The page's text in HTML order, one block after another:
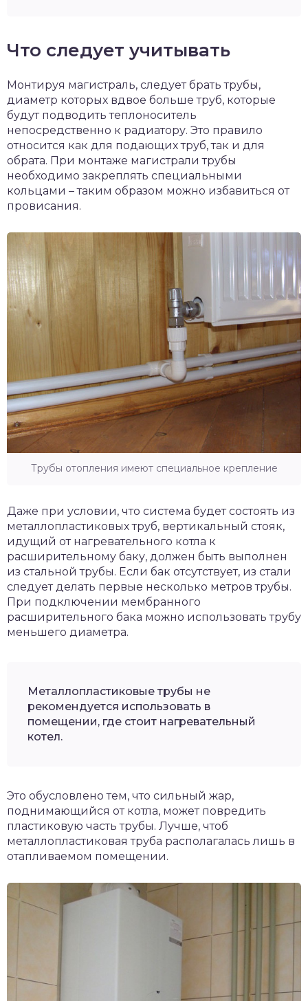
Что следует учитывать
Монтируя магистраль, следует брать трубы,
диаметр которых вдвое больше труб, которые
будут подводить теплоноситель
непосредственно к радиатору. Это правило
относится как для подающих труб, так и для
обрата. При монтаже магистрали трубы
необходимо закреплять специальными
кольцами – таким образом можно избавиться от
провисания.
Трубы отопления имеют специальное крепление
Даже при условии, что система будет состоять из
металлопластиковых труб, вертикальный стояк,
идущий от нагревательного котла к
расширительному баку, должен быть выполнен
из стальной трубы. Если бак отсутствует, из стали
следует делать первые несколько метров трубы.
При подключении мембранного
расширительного бака можно использовать трубу
меньшего диаметра.
Металлопластиковые трубы не
рекомендуется использовать в
помещении, где стоит нагревательный
котел.
Это обусловлено тем, что сильный жар,
поднимающийся от котла, может повредить
пластиковую часть трубы. Лучше, чтоб
металлопластиковая труба располагалась лишь в
отапливаемом помещении.